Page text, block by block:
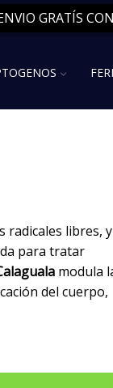
GRATÍS
radicales libres, y
para tratar
modula
del cuerpo,